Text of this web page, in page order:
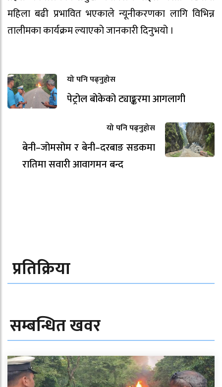
महिला बढी प्रभावित भएकाले न्यूनीकरणका लागि विभिन्न
तालीमका कार्यक्रम ल्याएको जानकारी दिनुभयो ।
यो पनि पढ्नुहोस
पेट्रोल बोकेको ट्याङ्करमा आगलागी
यो पनि पढ्नुहोस
बेनी–जोमसोम र बेनी–दरबाङ सडकमा
रातिमा सवारी आवागमन बन्द
प्रतिक्रिया
सम्बन्धित खवर